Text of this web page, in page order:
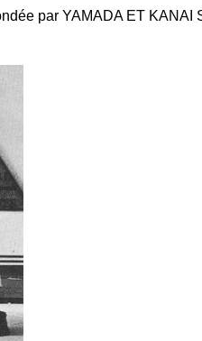
par YAMADA ET KANAI